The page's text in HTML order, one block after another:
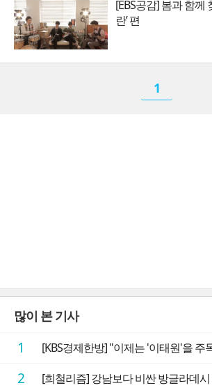
[EBS공감] 봄과 함께
란’ 편
1
많이 본 기사
1 [KBS경제한방] "이제는 '이태원'을 주목해야" 이선엽 대표가 말하는
2 [희철리즘] 강남보다 비싼 방글라데시 부촌 굴샨(Gulshan)